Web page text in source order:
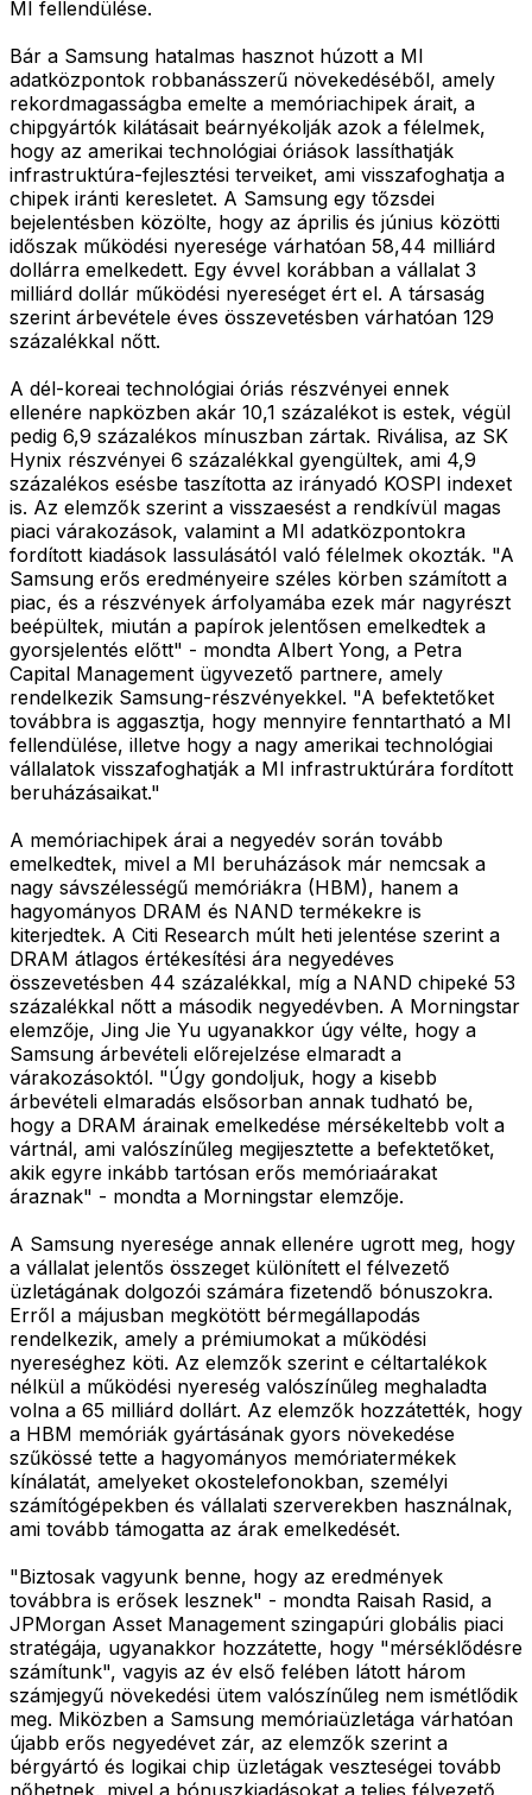
MI fellendülése.
Bár a Samsung hatalmas hasznot húzott a MI
adatközpontok robbanásszerű növekedéséből, amely
rekordmagasságba emelte a memóriachipek árait, a
chipgyártók kilátásait beárnyékolják azok a félelmek,
hogy az amerikai technológiai óriások lassíthatják
infrastruktúra-fejlesztési terveiket, ami visszafoghatja a
chipek iránti keresletet. A Samsung egy tőzsdei
bejelentésben közölte, hogy az április és június közötti
időszak működési nyeresége várhatóan 58,44 milliárd
dollárra emelkedett. Egy évvel korábban a vállalat 3
milliárd dollár működési nyereséget ért el. A társaság
szerint árbevétele éves összevetésben várhatóan 129
százalékkal nőtt.
A dél-koreai technológiai óriás részvényei ennek
ellenére napközben akár 10,1 százalékot is estek, végül
pedig 6,9 százalékos mínuszban zártak. Riválisa, az SK
Hynix részvényei 6 százalékkal gyengültek, ami 4,9
százalékos esésbe taszította az irányadó KOSPI indexet
is. Az elemzők szerint a visszaesést a rendkívül magas
piaci várakozások, valamint a MI adatközpontokra
fordított kiadások lassulásától való félelmek okozták. "A
Samsung erős eredményeire széles körben számított a
piac, és a részvények árfolyamába ezek már nagyrészt
beépültek, miután a papírok jelentősen emelkedtek a
gyorsjelentés előtt" - mondta Albert Yong, a Petra
Capital Management ügyvezető partnere, amely
rendelkezik Samsung-részvényekkel. "A befektetőket
továbbra is aggasztja, hogy mennyire fenntartható a MI
fellendülése, illetve hogy a nagy amerikai technológiai
vállalatok visszafoghatják a MI infrastruktúrára fordított
beruházásaikat."
A memóriachipek árai a negyedév során tovább
emelkedtek, mivel a MI beruházások már nemcsak a
nagy sávszélességű memóriákra (HBM), hanem a
hagyományos DRAM és NAND termékekre is
kiterjedtek. A Citi Research múlt heti jelentése szerint a
DRAM átlagos értékesítési ára negyedéves
összevetésben 44 százalékkal, míg a NAND chipeké 53
százalékkal nőtt a második negyedévben. A Morningstar
elemzője, Jing Jie Yu ugyanakkor úgy vélte, hogy a
Samsung árbevételi előrejelzése elmaradt a
várakozásoktól. "Úgy gondoljuk, hogy a kisebb
árbevételi elmaradás elsősorban annak tudható be,
hogy a DRAM árainak emelkedése mérsékeltebb volt a
vártnál, ami valószínűleg megijesztette a befektetőket,
akik egyre inkább tartósan erős memóriaárakat
áraznak" - mondta a Morningstar elemzője.
A Samsung nyeresége annak ellenére ugrott meg, hogy
a vállalat jelentős összeget különített el félvezető
üzletágának dolgozói számára fizetendő bónuszokra.
Erről a májusban megkötött bérmegállapodás
rendelkezik, amely a prémiumokat a működési
nyereséghez köti. Az elemzők szerint e céltartalékok
nélkül a működési nyereség valószínűleg meghaladta
volna a 65 milliárd dollárt. Az elemzők hozzátették, hogy
a HBM memóriák gyártásának gyors növekedése
szűkössé tette a hagyományos memóriatermékek
kínálatát, amelyeket okostelefonokban, személyi
számítógépekben és vállalati szerverekben használnak,
ami tovább támogatta az árak emelkedését.
"Biztosak vagyunk benne, hogy az eredmények
továbbra is erősek lesznek" - mondta Raisah Rasid, a
JPMorgan Asset Management szingapúri globális piaci
stratégája, ugyanakkor hozzátette, hogy "mérséklődésre
számítunk", vagyis az év első felében látott három
számjegyű növekedési ütem valószínűleg nem ismétlődik
meg. Miközben a Samsung memóriaüzletága várhatóan
újabb erős negyedévet zár, az elemzők szerint a
bérgyártó és logikai chip üzletágak veszteségei tovább
nőhetnek, mivel a bónuszkiadásokat a teljes félvezető